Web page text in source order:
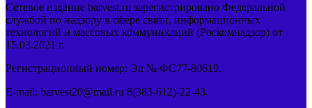
Сетевое издание barvest.ru зарегистрировано Федеральной
службой по надзору в сфере связи, информационных
технологий и массовых коммуникаций (Роскомнадзор) от
15.03.2021 г.
Регистрационный номер: Эл № ФС77-80619.
E-mail: barvest20@mail.ru 8(383-612)-22-43.